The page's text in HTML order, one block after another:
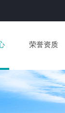
荣誉资质